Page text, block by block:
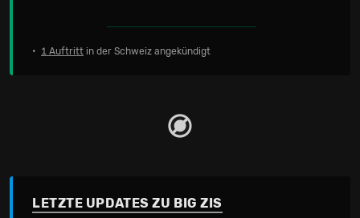
• 1 Auftritt in der Schweiz angekündigt
LETZTE UPDATES ZU BIG ZIS